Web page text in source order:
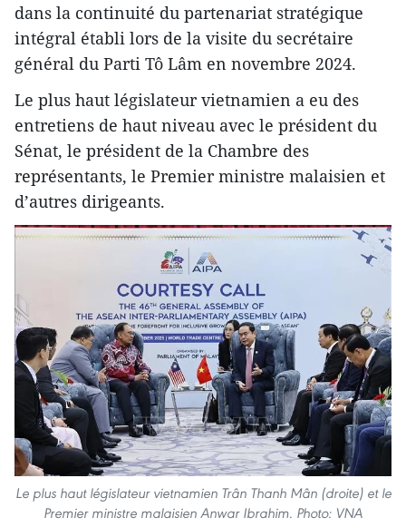
dans la continuité du partenariat stratégique
intégral établi lors de la visite du secrétaire
général du Parti Tô Lâm en novembre 2024.
Le plus haut législateur vietnamien a eu des
entretiens de haut niveau avec le président du
Sénat, le président de la Chambre des
représentants, le Premier ministre malaisien et
d’autres dirigeants.
Le plus haut législateur vietnamien Trân Thanh Mân (droite) et le
Premier ministre malaisien Anwar Ibrahim. Photo: VNA